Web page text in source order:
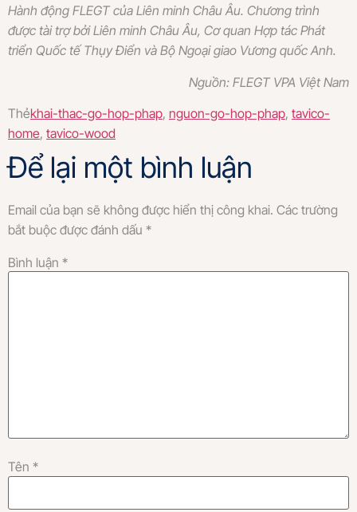
Hành động FLEGT của Liên minh Châu Âu. Chương trình
được tài trợ bởi Liên minh Châu Âu, Cơ quan Hợp tác Phát
triển Quốc tế Thụy Điển và Bộ Ngoại giao Vương quốc Anh.
Nguồn: FLEGT VPA Việt Nam
Thẻkhai-thac-go-hop-phap, nguon-go-hop-phap, tavico-
home, tavico-wood
Để lại một bình luận
Email của bạn sẽ không được hiển thị công khai. Các trường
bắt buộc được đánh dấu *
Bình luận *
Tên *